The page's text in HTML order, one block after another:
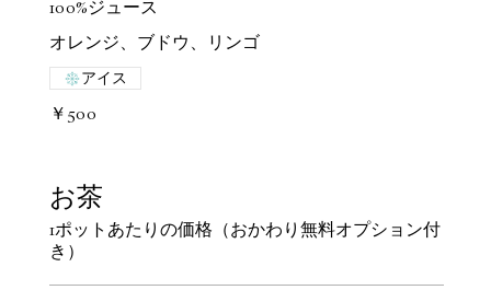
100%ジュース
オレンジ、ブドウ、リンゴ
￥500
アイス
お茶
1ポットあたりの価格（おかわり無料オプション付
き）